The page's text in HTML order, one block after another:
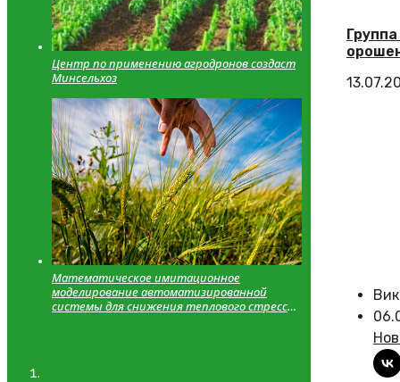
Центр по применению агродронов создаст
Минсельхоз
Математическое имитационное
моделирование автоматизированной
системы для снижения теплового стресса